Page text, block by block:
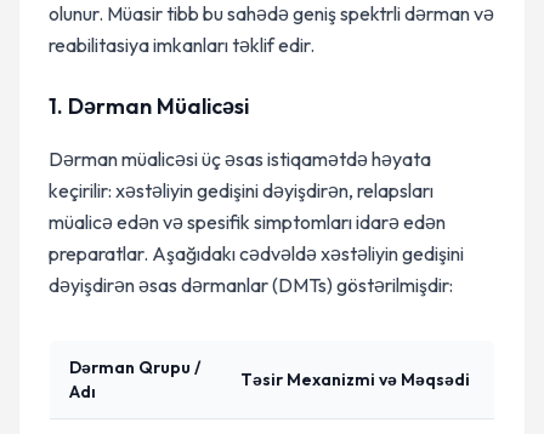
olunur. Müasir tibb bu sahədə geniş spektrli dərman və
reabilitasiya imkanları təklif edir.
1. Dərman Müalicəsi
Dərman müalicəsi üç əsas istiqamətdə həyata
keçirilir: xəstəliyin gedişini dəyişdirən, relapsları
müalicə edən və spesifik simptomları idarə edən
preparatlar. Aşağıdakı cədvəldə xəstəliyin gedişini
dəyişdirən əsas dərmanlar (DMTs) göstərilmişdir:
Dərman Qrupu /
Adı
Təsir Mexanizmi və Məqsədi